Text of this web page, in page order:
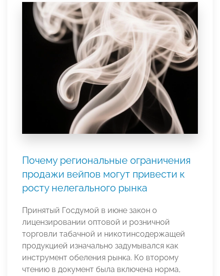
Почему региональные ограничения
продажи вейпов могут привести к
росту нелегального рынка
Принятый Госдумой в июне закон о
лицензировании оптовой и розничной
торговли табачной и никотинсодержащей
продукцией изначально задумывался как
инструмент обеления рынка. Ко второму
чтению в документ была включена норма,